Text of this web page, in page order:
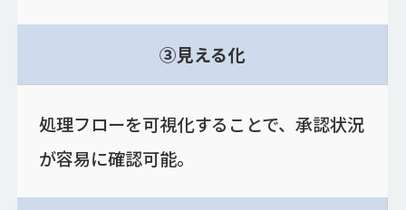
③見える化
処理フローを可視化することで、承認状況
が容易に確認可能。